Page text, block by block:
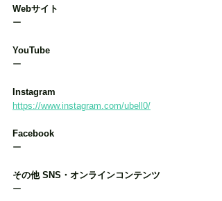
Webサイト
ー
YouTube
ー
Instagram
https://www.instagram.com/ubell0/
Facebook
ー
その他 SNS・オンラインコンテンツ
ー